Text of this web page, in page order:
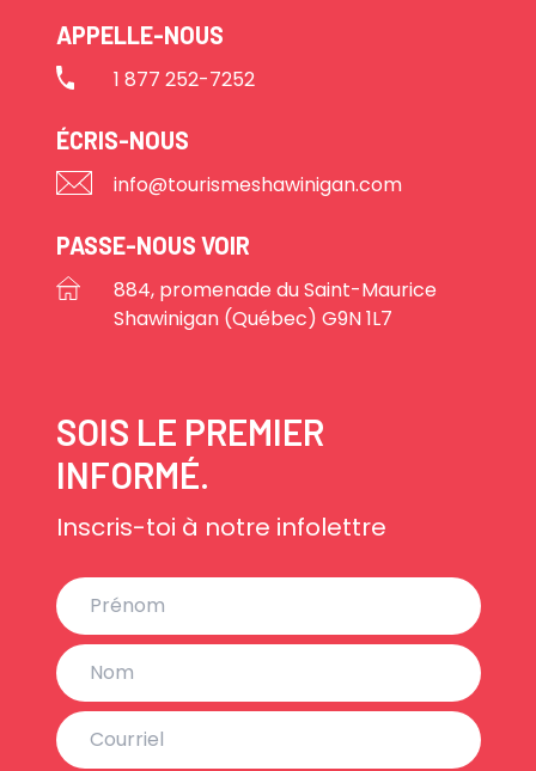
APPELLE-NOUS
1 877 252-7252
ÉCRIS-NOUS
info@tourismeshawinigan.com
PASSE-NOUS VOIR
884, promenade du Saint-Maurice
Shawinigan (Québec) G9N 1L7
SOIS LE PREMIER
INFORMÉ.
Inscris-toi à notre infolettre